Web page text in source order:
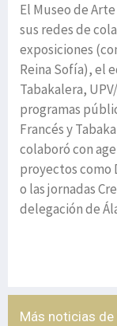
El Museo de
sus redes de
exposiciones
Reina Sofía), el
Tabakalera,
programas
Francés y
colaboró con
proyectos como
o las jornadas
delegación de
Más noticias de